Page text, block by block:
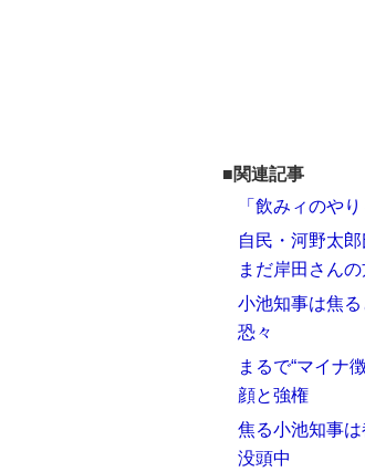
■関連記事
「飲みィのや
自民・河野太
まだ岸田さんの
小池知事は焦
恐々
まるで“マイナ
顔と強権
焦る小池知事
没頭中